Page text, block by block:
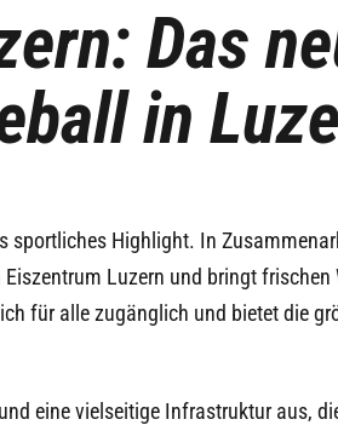
Das
in
sportliches Highlight. In
Luzern und bringt frischen
für alle zugänglich und bietet die
eine vielseitige Infrastruktur aus,